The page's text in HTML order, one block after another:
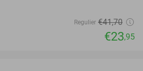
Regulier €41,70
€23,95